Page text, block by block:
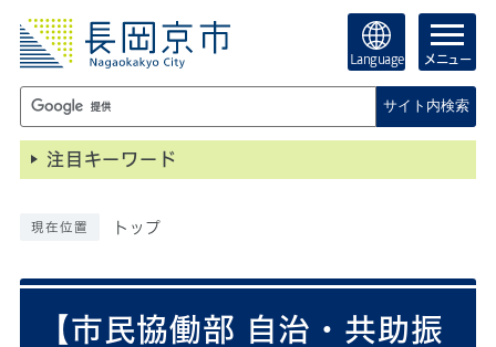
Language メニュー
サイト内検索
注目キーワード
現在位置 トップ
【市民協働部 自治・共助振